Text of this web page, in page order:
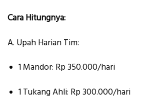
Cara Hitungnya:
A. Upah Harian Tim:
1 Mandor: Rp 350.000/hari
1 Tukang Ahli: Rp 300.000/hari